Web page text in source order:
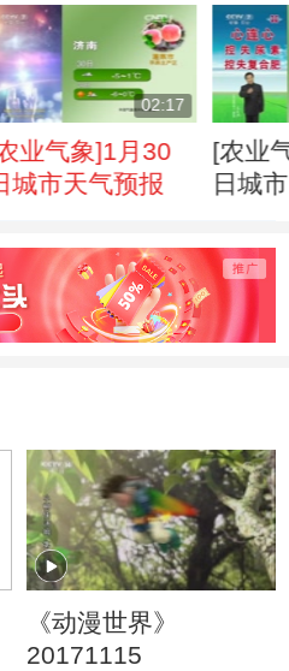
02:17
业气象]1月30
城市天气预报
[农业
日城
《动漫世界》
20171115